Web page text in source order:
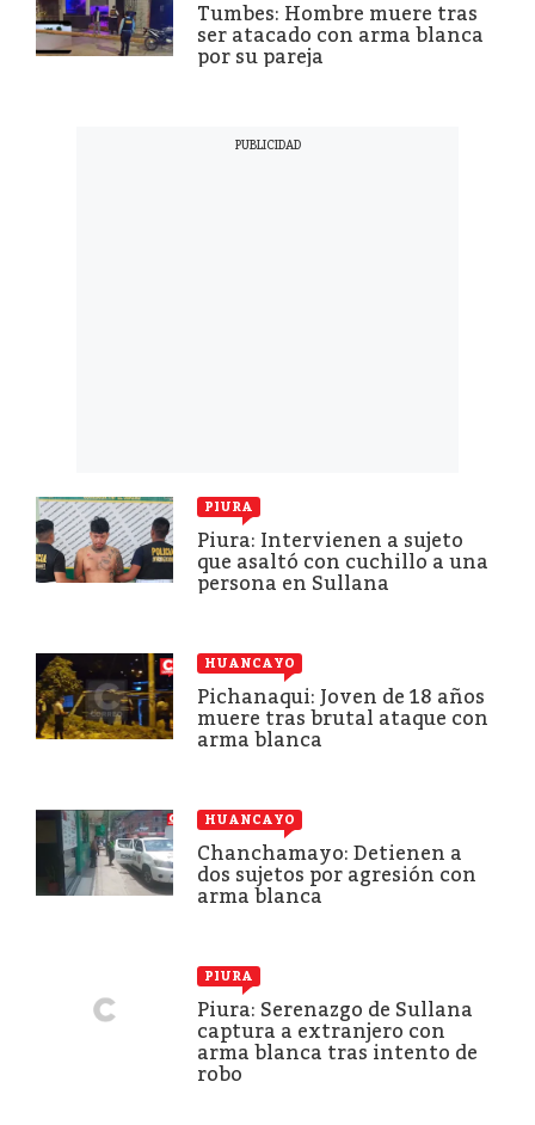
Tumbes: Hombre muere tras
ser atacado con arma blanca
por su pareja
PIURA
Piura: Intervienen a sujeto
que asaltó con cuchillo a una
persona en Sullana
HUANCAYO
Pichanaqui: Joven de 18 años
muere tras brutal ataque con
arma blanca
HUANCAYO
Chanchamayo: Detienen a
dos sujetos por agresión con
arma blanca
PIURA
Piura: Serenazgo de Sullana
captura a extranjero con
arma blanca tras intento de
robo